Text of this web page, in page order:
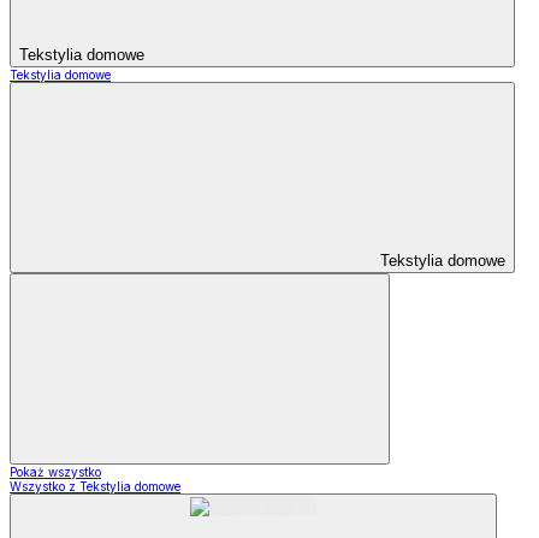
Tekstylia domowe
Tekstylia domowe
Tekstylia domowe
Pokaż wszystko
Wszystko z Tekstylia domowe